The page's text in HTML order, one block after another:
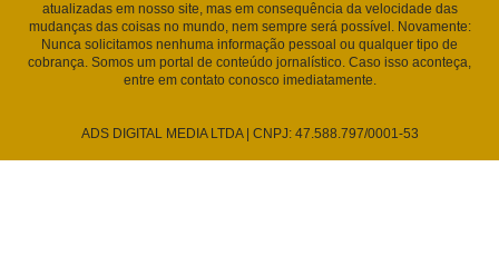
atualizadas em nosso site, mas em consequência da velocidade das
mudanças das coisas no mundo, nem sempre será possível. Novamente:
Nunca solicitamos nenhuma informação pessoal ou qualquer tipo de
cobrança. Somos um portal de conteúdo jornalístico. Caso isso aconteça,
entre em contato conosco imediatamente.
ADS DIGITAL MEDIA LTDA | CNPJ: 47.588.797/0001-53